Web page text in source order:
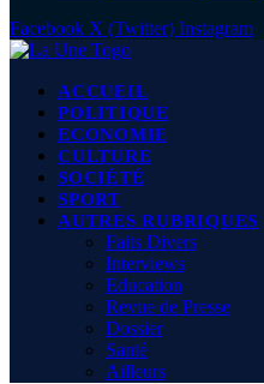
Facebook X (Twitter) Instagram
ACCUEIL
POLITIQUE
ECONOMIE
CULTURE
SOCIÉTÉ
SPORT
AUTRES RUBRIQUES
Faits Divers
Interviews
Education
Revue de Presse
Dossier
Santé
Ailleurs